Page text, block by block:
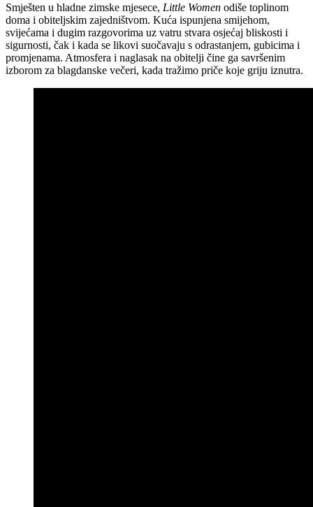
Smješten u hladne zimske mjesece, Little Women odiše toplinom
doma i obiteljskim zajedništvom. Kuća ispunjena smijehom,
svijećama i dugim razgovorima uz vatru stvara osjećaj bliskosti i
sigurnosti, čak i kada se likovi suočavaju s odrastanjem, gubicima i
promjenama. Atmosfera i naglasak na obitelji čine ga savršenim
izborom za blagdanske večeri, kada tražimo priče koje griju iznutra.